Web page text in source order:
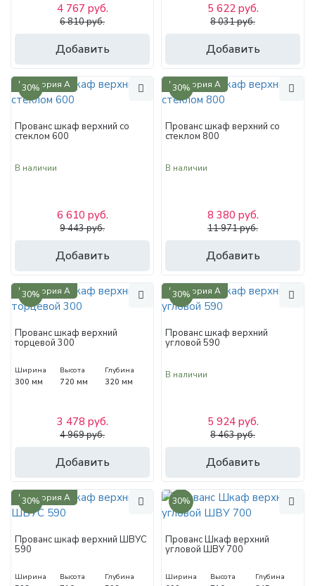
Добавить
4 767 руб.
6 810 руб.
Добавить
5 622 руб.
8 031 руб.
Категория А
30%
Прованс шкаф верхний со
стеклом 600
В наличии
Добавить
6 610 руб.
9 443 руб.
Категория А
30%
Прованс шкаф верхний со
стеклом 800
В наличии
Добавить
8 380 руб.
11 971 руб.
Категория А
30%
Прованс шкаф верхний
торцевой 300
Ширина
300 мм
Высота
720 мм
Глубина
320 мм
Добавить
3 478 руб.
4 969 руб.
Категория А
30%
Прованс шкаф верхний
угловой 590
В наличии
Добавить
5 924 руб.
8 463 руб.
Категория А
30%
Прованс шкаф верхний ШВУС
590
Ширина Высота Глубина
30%
Прованс Шкаф верхний
угловой ШВУ 700
Ширина Высота Глубина